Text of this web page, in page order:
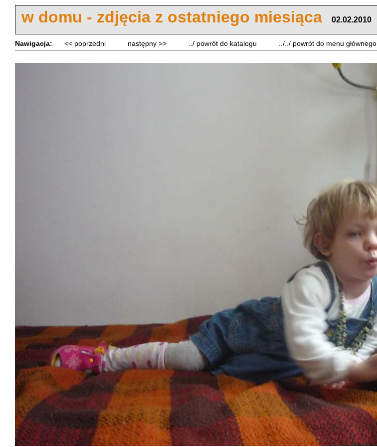
w domu - zdjęcia z ostatniego miesiąca 02.02.2010
Nawigacja: << poprzedni następny >> ../ powrót do katalogu ../../ powrót do menu głównego